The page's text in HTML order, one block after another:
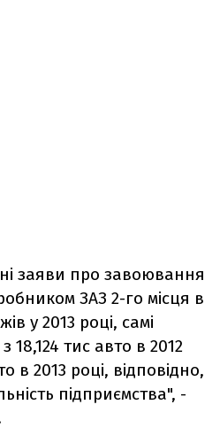
заяви про завоювання
ЗАЗ 2-го місця в
у 2013 році, самі
тис авто в 2012
в 2013 році, відповідно,
підприємства", -